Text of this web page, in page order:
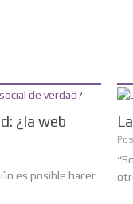
¿la web
es posible hacer